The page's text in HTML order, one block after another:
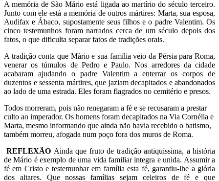
A memória de São Mário está ligada ao martírio do século terceiro.
Junto com ele está a memória de outros mártires: Marta, sua esposa,
Audifax e Ábaco, supostamente seus filhos e o padre Valentim. Os
cinco testemunhos foram narrados cerca de um século depois dos
fatos, o que dificulta separar fatos de tradições orais.
A tradição conta que Mário e sua família veio da Pérsia para Roma,
venerar os túmulos de Pedro e Paulo. Nos arredores da cidade
acabaram ajudando o padre Valentim a enterrar os corpos de
duzentos e sessenta mártires, que jaziam decapitados e abandonados
ao lado de uma estrada. Eles foram flagrados no cemitério e presos.
Todos morreram, pois não renegaram a fé e se recusaram a prestar
culto ao imperador. Os homens foram decapitados na Via Cornélia e
Marta, mesmo informando que ainda não havia recebido o batismo,
também morreu, afogada num poço fora dos muros de Roma.
REFLEXÃO Ainda que fruto de tradição antiquíssima, a história
de Mário é exemplo de uma vida familiar integra e unida. Assumir a
fé em Cristo e testemunhar em família esta fé, garantiu-lhe a glória
dos altares. Que nossas famílias sejam celeiros de fé e que